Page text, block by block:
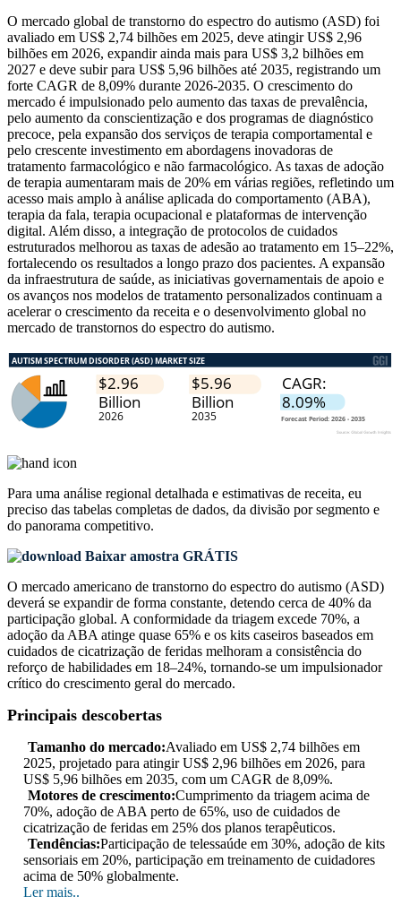
O mercado global de transtorno do espectro do autismo (ASD) foi
avaliado em US$ 2,74 bilhões em 2025, deve atingir US$ 2,96
bilhões em 2026, expandir ainda mais para US$ 3,2 bilhões em
2027 e deve subir para US$ 5,96 bilhões até 2035, registrando um
forte CAGR de 8,09% durante 2026-2035. O crescimento do
mercado é impulsionado pelo aumento das taxas de prevalência,
pelo aumento da conscientização e dos programas de diagnóstico
precoce, pela expansão dos serviços de terapia comportamental e
pelo crescente investimento em abordagens inovadoras de
tratamento farmacológico e não farmacológico. As taxas de adoção
de terapia aumentaram mais de 20% em várias regiões, refletindo um
acesso mais amplo à análise aplicada do comportamento (ABA),
terapia da fala, terapia ocupacional e plataformas de intervenção
digital. Além disso, a integração de protocolos de cuidados
estruturados melhorou as taxas de adesão ao tratamento em 15–22%,
fortalecendo os resultados a longo prazo dos pacientes. A expansão
da infraestrutura de saúde, as iniciativas governamentais de apoio e
os avanços nos modelos de tratamento personalizados continuam a
acelerar o crescimento da receita e o desenvolvimento global no
mercado de transtornos do espectro do autismo.
Para uma análise regional detalhada e estimativas de receita, eu
preciso das tabelas completas de dados, da divisão por segmento e
do panorama competitivo.
Baixar amostra GRÁTIS
O mercado americano de transtorno do espectro do autismo (ASD)
deverá se expandir de forma constante, detendo cerca de 40% da
participação global. A conformidade da triagem excede 70%, a
adoção da ABA atinge quase 65% e os kits caseiros baseados em
cuidados de cicatrização de feridas melhoram a consistência do
reforço de habilidades em 18–24%, tornando-se um impulsionador
crítico do crescimento geral do mercado.
Principais descobertas
Tamanho do mercado:Avaliado em US$ 2,74 bilhões em
2025, projetado para atingir US$ 2,96 bilhões em 2026, para
US$ 5,96 bilhões em 2035, com um CAGR de 8,09%.
Motores de crescimento:Cumprimento da triagem acima de
70%, adoção de ABA perto de 65%, uso de cuidados de
cicatrização de feridas em 25% dos planos terapêuticos.
Tendências:Participação de telessaúde em 30%, adoção de kits
sensoriais em 20%, participação em treinamento de cuidadores
acima de 50% globalmente.
Ler mais..